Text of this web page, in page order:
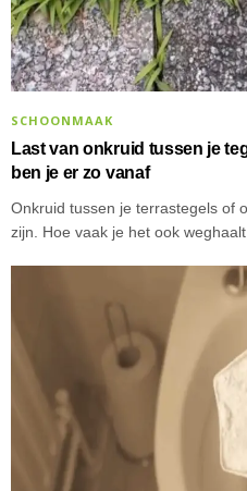
SCHOONMAAK
Last van onkruid tussen je
ben je er zo vanaf
Onkruid tussen je terrastegels of
zijn. Hoe vaak je het ook weghaalt,